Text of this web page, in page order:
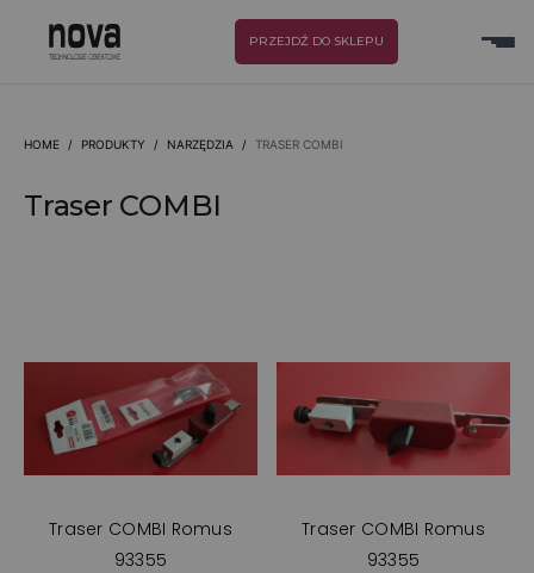
PRZEJDŹ DO SKLEPU
HOME / PRODUKTY / NARZĘDZIA / TRASER COMBI
Traser COMBI
Traser COMBI Romus
93355
Traser COMBI Romus
93355